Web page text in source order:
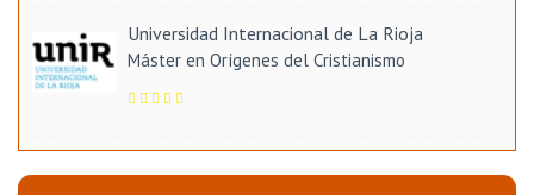
Universidad Internacional de La Rioja
Máster en Orígenes del Cristianismo